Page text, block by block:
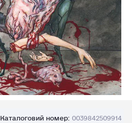
Каталоговий номер: 0039842509914